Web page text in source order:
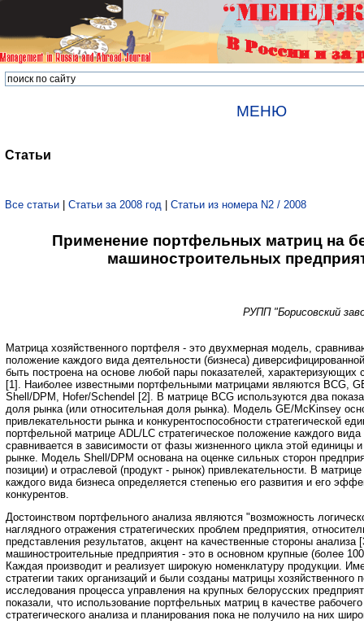
МЕНЮ
Статьи
Все статьи | Статьи за 2008 год | Статьи из номера N2 / 2008
Применение портфельных матриц на
машиностроительных
РУПП "Борисовский
Матрица хозяйственного портфеля - это двухмерная модель,
положение каждого вида деятельности (бизнеса)
быть построена на основе любой пары показателей, характеризующих
[1]. Наиболее известными портфельными матрицами являются BCG,
Shell/DPM, Hofer/Schendel [2]. В матрице BCG используются два
доля рынка (или относительная доля рынка). Модель GE/McKinsey
привлекательности рынка и конкурентоспособности стратегической
портфельной матрице ADL/LC стратегическое положение каждого вида
сравнивается в зависимости от фазы жизненного цикла этой единицы и
рынке. Модель Shell/DPM основана на оценке сильных сторон
позиции) и отраслевой (продукт - рынок) привлекательности. В
каждого вида бизнеса определяется степенью его развития и его
конкурентов.
Достоинством портфельного анализа являются "возможность
наглядного отражения стратегических проблем предприятия,
представления результатов, акцент на качественные стороны анализа
машиностроительные предприятия - это в основном крупные (более
Каждая производит и реализует широкую номенклатуру продукции.
стратегии таких организаций и были созданы матрицы хозяйственного
исследования процесса управления на крупных белорусских
показали, что использование портфельных матриц в качестве
стратегического анализа и планирования пока не получило на них